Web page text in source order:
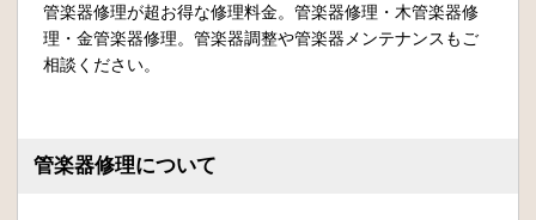
管楽器修理が超お得な修理料金。管楽器修理・木管楽器修
理・金管楽器修理。管楽器調整や管楽器メンテナンスもご
相談ください。
管楽器修理について